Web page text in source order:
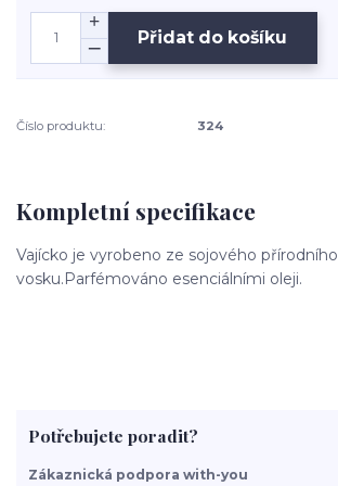
Přidat do košíku
Číslo produktu: 324
Kompletní specifikace
Vajícko je vyrobeno ze sojového přírodního
vosku.Parfémováno esenciálními oleji.
Potřebujete poradit?
Zákaznická podpora with-you